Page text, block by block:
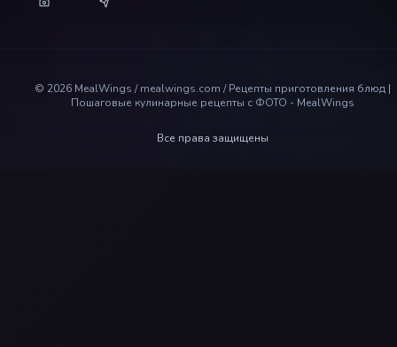
© 2026 MealWings / mealwings.com /Рецепты приготовления блюд |
Пошаговые кулинарные рецепты с ФОТО - MealWings
Все права защищены